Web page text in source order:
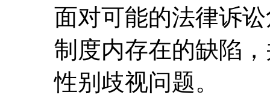
面对可能的法律诉
制度内存在的缺陷
性别歧视问题。